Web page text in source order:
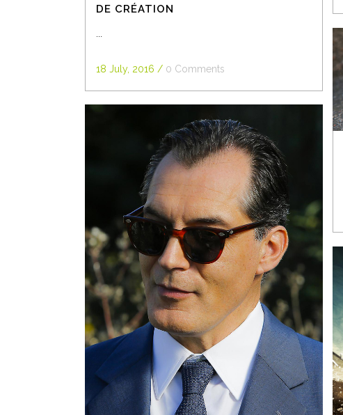
DE CRÉATION
18 July, 2016 / 0 Comments